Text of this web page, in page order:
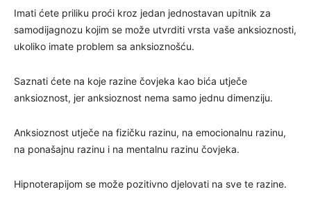
Imati ćete priliku proći kroz jedan jednostavan upitnik za
samodijagnozu kojim se može utvrditi vrsta vaše anksioznosti,
ukoliko imate problem sa anksioznošću.
Saznati ćete na koje razine čovjeka kao bića utječe
anksioznost, jer anksioznost nema samo jednu dimenziju.
Anksioznost utječe na fizičku razinu, na emocionalnu razinu,
na ponašajnu razinu i na mentalnu razinu čovjeka.
Hipnoterapijom se može pozitivno djelovati na sve te razine.